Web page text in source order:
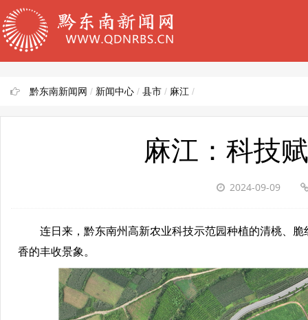
黔东南新闻网 / 新闻中心 / 县市 / 麻江 /
麻江：科技
2024-09-09
连日来，黔东南州高新农业科技示范园种植的清桃、脆
香的丰收景象。